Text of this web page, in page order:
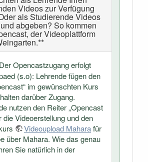
Videos zur Verfügung
als Studierende Videos
abgeben? So kommen
der Videoplattform
Der Opencastzugang erfolgt
(s.o): Lehrende fügen den
im gewünschten Kurs
darüber Zugang.
nutzen den Reiter „Opencast
die Videoerstellung und den
Videoupload Maharafür
über Mahara. Wie das genau
Sie natürlich in der